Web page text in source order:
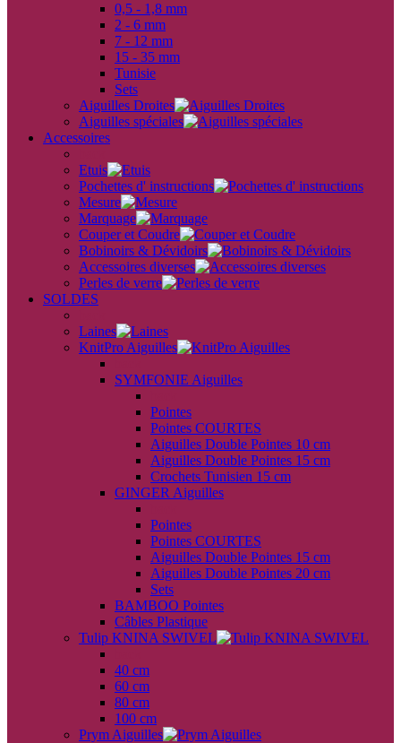
0,5 - 1,8 mm
2 - 6 mm
7 - 12 mm
15 - 35 mm
Tunisie
Sets
Aiguilles Droites
Aiguilles spéciales
Accessoires
Etuis
Pochettes d' instructions
Mesure
Marquage
Couper et Coudre
Bobinoirs & Dévidoirs
Accessoires diverses
Perles de verre
SOLDES
Laines
KnitPro Aiguilles
SYMFONIE Aiguilles
Pointes
Pointes COURTES
Aiguilles Double Pointes 10 cm
Aiguilles Double Pointes 15 cm
Crochets Tunisien 15 cm
GINGER Aiguilles
Pointes
Pointes COURTES
Aiguilles Double Pointes 15 cm
Aiguilles Double Pointes 20 cm
Sets
BAMBOO Pointes
Câbles Plastique
Tulip KNINA SWIVEL
40 cm
60 cm
80 cm
100 cm
Prym Aiguilles